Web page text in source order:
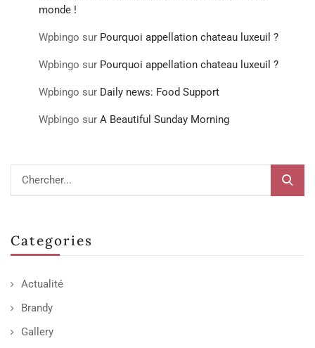
monde !
Wpbingo sur Pourquoi appellation chateau luxeuil ?
Wpbingo sur Pourquoi appellation chateau luxeuil ?
Wpbingo sur Daily news: Food Support
Wpbingo sur A Beautiful Sunday Morning
Categories
Actualité
Brandy
Gallery